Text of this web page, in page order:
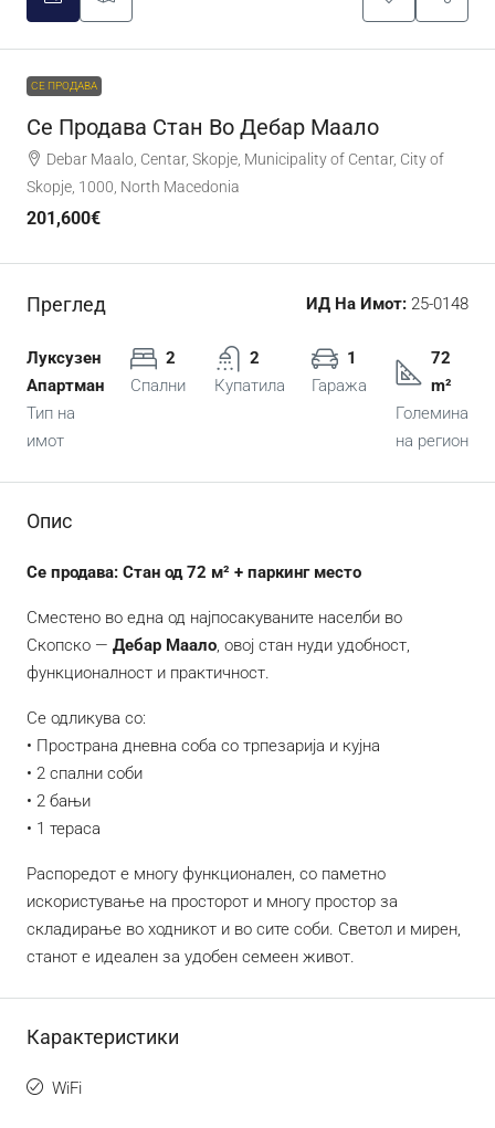
СЕ ПРОДАВА
Се Продава Стан Во Дебар Маало
Debar Maalo, Centar, Skopje, Municipality of Centar, City of
Skopje, 1000, North Macedonia
201,600€
Преглед ИД На Имот: 25-0148
Луксузен
Апартман
Тип на
имот
2
Спални
2
Купатила
1
Гаража
72
m²
Големина
на регион
Опис
Се продава: Стан од 72 м² + паркинг место
Сместено во една од најпосакуваните населби во
Скопско — Дебар Маало, овој стан нуди удобност,
функционалност и практичност.
Се одликува со:
• Пространа дневна соба со трпезарија и кујна
• 2 спални соби
• 2 бањи
• 1 тераса
Распоредот е многу функционален, со паметно
искористување на просторот и многу простор за
складирање во ходникот и во сите соби. Светол и мирен,
станот е идеален за удобен семеен живот.
Карактеристики
WiFi